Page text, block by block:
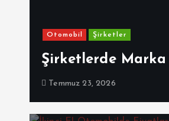
Otomobil Şirketler
Şirketlerde Marka
Temmuz 23, 2026